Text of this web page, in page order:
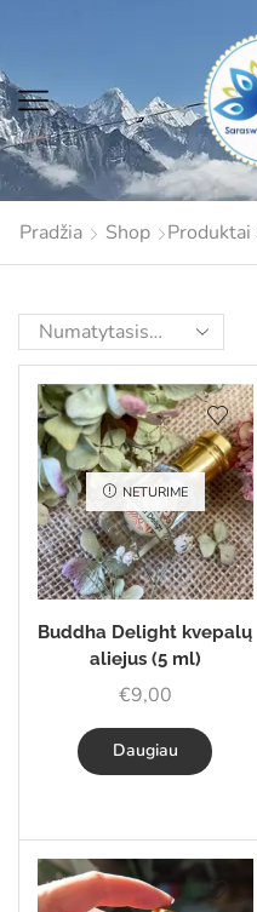
Pradžia Shop Produktai
NETURIME
Buddha Delight kvepalų
aliejus (5 ml)
€9,00
Daugiau